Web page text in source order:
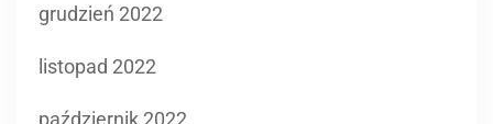
grudzień 2022
listopad 2022
październik 2022